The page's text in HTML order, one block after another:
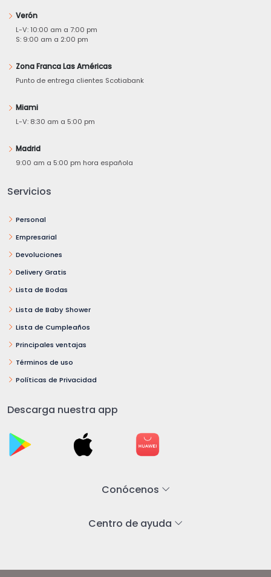
Verón
L-V: 10:00 am a 7:00 pm
S: 9:00 am a 2:00 pm
Zona Franca Las Américas
Punto de entrega clientes Scotiabank
Miami
L-V: 8:30 am a 5:00 pm
Madrid
9:00 am a 5:00 pm hora española
Servicios
Personal
Empresarial
Devoluciones
Delivery Gratis
Lista de Bodas
Lista de Baby Shower
Lista de Cumpleaños
Principales ventajas
Términos de uso
Políticas de Privacidad
Descarga nuestra app
Conócenos
Centro de ayuda